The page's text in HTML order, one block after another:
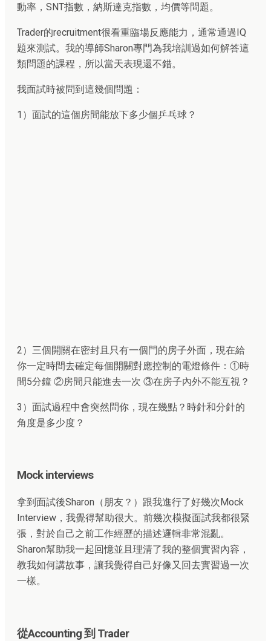
動率，SNT指數，納斯達克指數，均價等問題。
Trader的recruitment很看重臨場反應能力，通常通過IQ
題來測試。我的導師Sharon專門為我培訓過如何解答這
類問題的課程，所以當天表現還不錯。
我面試時被問到這幾個問題：
1）面試的這個房間能放下多少個乒乓球？
2）三個開關在密封且只有一個門的房子外面，現在給
你一定時間去確定每個開關對應控制的電燈條件：①時
間5分鐘 ②房間只能進去一次 ③在房子內外不能互視？
3）面試過程中會突然問你，現在幾點？時針和分針的
角度是多少度？
Mock interviews
拿到面試後Sharon（朋友？）跟我進行了好幾次Mock
Interview，我覺得幫助很大。前幾次模擬面試我都很緊
張，對於自己之前工作經歷的描述邏輯非常混亂。
Sharon幫助我一起回憶並且理清了我的整個實習內容，
教我如何講故事，讓我覺得自己好像又回去實習過一次
一樣。
從Accounting 到 Trader